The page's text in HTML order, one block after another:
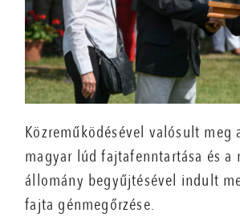
Közreműködésével valósult meg
magyar lúd fajtafenntartása és a
állomány begyűjtésével indult
fajta génmegőrzése.